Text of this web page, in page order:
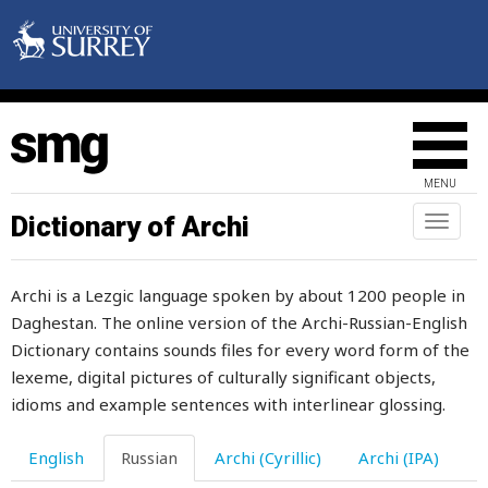
MENU
Toggle
Dictionary of Archi
Archi is a Lezgic language spoken by about 1200 people in
Daghestan. The online version of the Archi-Russian-English
Dictionary contains sounds files for every word form of the
lexeme, digital pictures of culturally significant objects,
idioms and example sentences with interlinear glossing.
English Russian Archi (Cyrillic) Archi (IPA)
давать
давить
давка
давний
давно
давным-давно